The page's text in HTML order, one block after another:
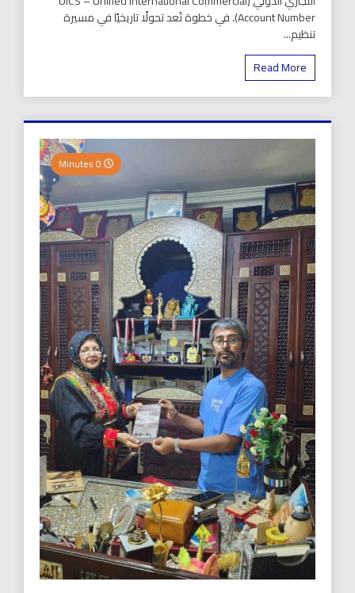
Account Number). في خطوة تُعد تحولًا تاريخيًا في مسيرة
تنظيم...
Read More